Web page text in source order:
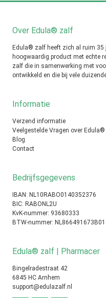
Over Edula® zalf
Edula® zalf heeft zich al ruim 35
hoogwaardig product met echte
zalf die in samenwerking met
ontwikkeld en die bij vele
Informatie
Verzend informatie
Veelgestelde Vragen over
Blog
Contact
Bedrijfsgegevens
IBAN: NL10RABO0140352376
BIC: RABONL2U
KvK-nummer: 93680333
BTW-nummer: NL866491673B01
Edula® zalf | Pharmacer
Bingelradestraat 42
6845 HC Arnhem
support@edulazalf.nl